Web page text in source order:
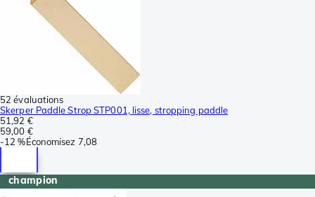
52 évaluations
Skerper Paddle Strop STP001, lisse, stropping paddle
51,92 €
59,00 €
-12 %Économisez 7,08
champion